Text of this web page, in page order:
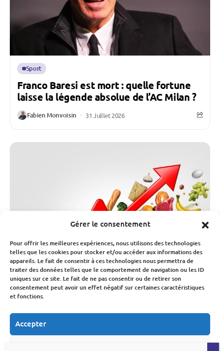
Gérer le consentement
Pour offrir les meilleures expériences, nous utilisons des technologies
telles que les cookies pour stocker et/ou accéder aux informations des
appareils. Le fait de consentir à ces technologies nous permettra de
traiter des données telles que le comportement de navigation ou les ID
uniques sur ce site. Le fait de ne pas consentir ou de retirer son
consentement peut avoir un effet négatif sur certaines caractéristiques
et fonctions.
Accepter
Sport
Franco Baresi est mort : quelle fortune
laisse la légende absolue de l’AC Milan ?
Fabien Monvoisin 31 Juillet 2026
Consommation Et Inflation
dessus de 2 % en juillet
Fabien Monvoisin 31 Juillet 2026